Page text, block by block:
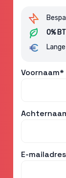
0%
Voornaam*
E-